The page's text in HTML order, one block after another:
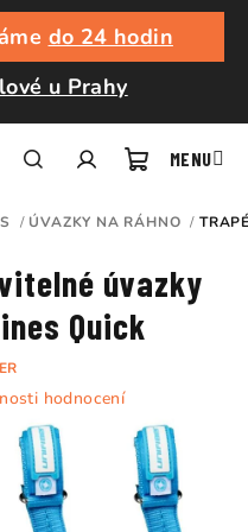
do 24 hodin
u Prahy
košík
/ ÚVAZKY NA RÁHNO /
úvazky
Quick
hodnocení